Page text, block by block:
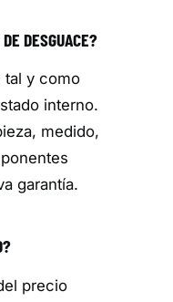
DESGUACE?
tal y como
interno.
medido,
garantía.
precio